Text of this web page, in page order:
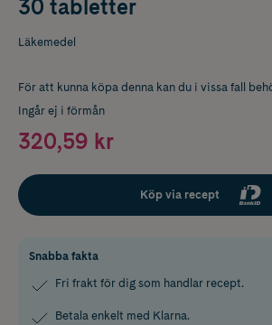
30 tabletter
Läkemedel
För att kunna köpa denna kan du i vissa fall
Ingår ej i förmån
320,59 kr
Köp via recept
Snabba fakta
Fri frakt för dig som handlar recept.
Betala enkelt med Klarna.